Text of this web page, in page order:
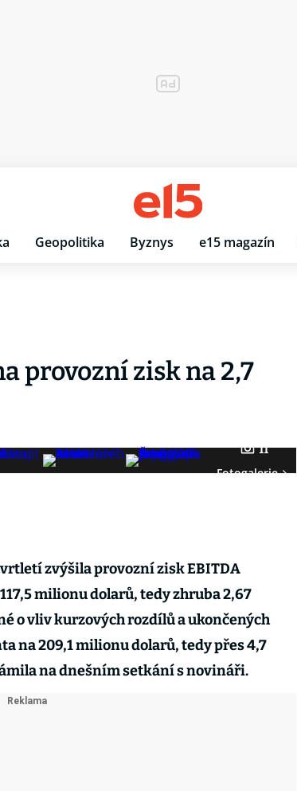
Geopolitika Byznys e15 magazín
provozní zisk na 2,7
11
Fotogalerie
zvýšila provozní zisk EBITDA
milionu dolarů, tedy zhruba 2,67
o vliv kurzových rozdílů a ukončených
na 209,1 milionu dolarů, tedy přes 4,7
na dnešním setkání s novináři.